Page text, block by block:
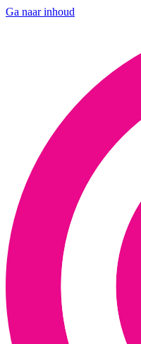
Ga naar inhoud